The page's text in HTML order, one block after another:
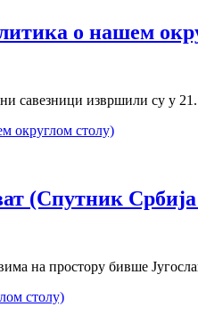
о нашем
савезници извршили су у
(Спутник
на простору бивше